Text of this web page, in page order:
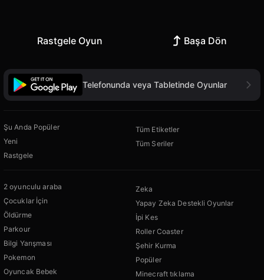
Rastgele Oyun Başa Dön
Telefonunda veya Tabletinde Oyunlar
Şu Anda Popüler
Yeni
Rastgele
Tüm Etiketler
Tüm Seriler
2 oyunculu araba
Çocuklar İçin
Öldürme
Parkour
Bilgi Yarışması
Pokemon
Oyuncak Bebek
Zeka
Yapay Zeka Destekli Oyunlar
İpi Kes
Roller Coaster
Şehir Kurma
Popüler
Minecraft tıklama